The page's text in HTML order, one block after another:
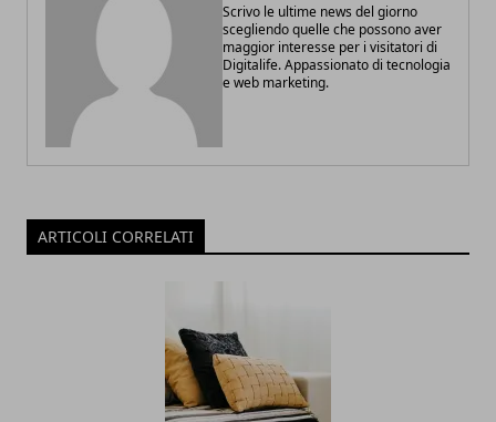
Scrivo le ultime news del giorno
scegliendo quelle che possono aver
maggior interesse per i visitatori di
Digitalife. Appassionato di tecnologia
e web marketing.
ARTICOLI CORRELATI